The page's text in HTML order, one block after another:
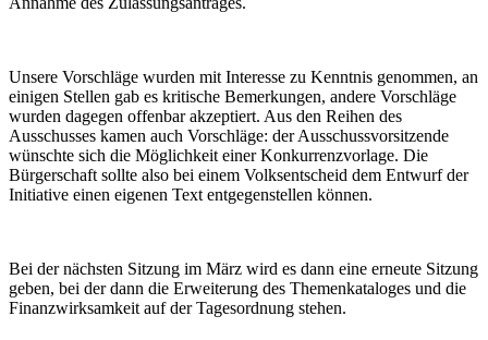
Unsere Vorschläge wurden mit Interesse zu Kenntnis genommen, an
einigen Stellen gab es kritische Bemerkungen, andere Vorschläge
wurden dagegen offenbar akzeptiert. Aus den Reihen des
Ausschusses kamen auch Vorschläge: der Ausschussvorsitzende
wünschte sich die Möglichkeit einer Konkurrenzvorlage. Die
Bürgerschaft sollte also bei einem Volksentscheid dem Entwurf der
Initiative einen eigenen Text entgegenstellen können.
Bei der nächsten Sitzung im März wird es dann eine erneute Sitzung
geben, bei der dann die Erweiterung des Themenkataloges und die
Finanzwirksamkeit auf der Tagesordnung stehen.